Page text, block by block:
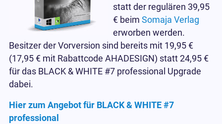
statt der regulären 39,95
€ beim Somaja Verlag
erworben werden.
Besitzer der Vorversion sind bereits mit 19,95 €
(17,95 € mit Rabattcode AHADESIGN) statt 24,95 €
für das BLACK & WHITE #7 professional Upgrade
dabei.
Hier zum Angebot für BLACK & WHITE #7
professional